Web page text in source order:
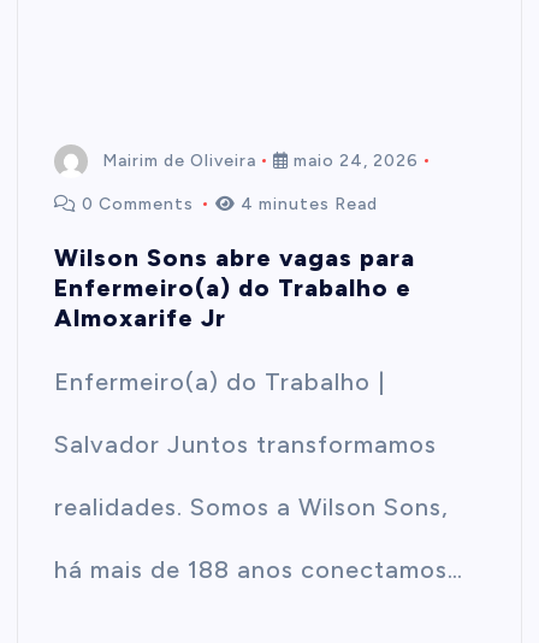
Mairim de Oliveira maio 24, 2026
0 Comments 4 minutes Read
Wilson Sons abre vagas para
Enfermeiro(a) do Trabalho e
Almoxarife Jr
Enfermeiro(a) do Trabalho |
Salvador Juntos transformamos
realidades. Somos a Wilson Sons,
há mais de 188 anos conectamos…